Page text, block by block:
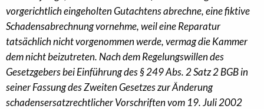
vorgerichtlich eingeholten Gutachtens abrechne, eine fiktive
Schadensabrechnung vornehme, weil eine Reparatur
tatsächlich nicht vorgenommen werde, vermag die Kammer
dem nicht beizutreten. Nach dem Regelungswillen des
Gesetzgebers bei Einführung des § 249 Abs. 2 Satz 2 BGB in
seiner Fassung des Zweiten Gesetzes zur Änderung
schadensersatzrechtlicher Vorschriften vom 19. Juli 2002